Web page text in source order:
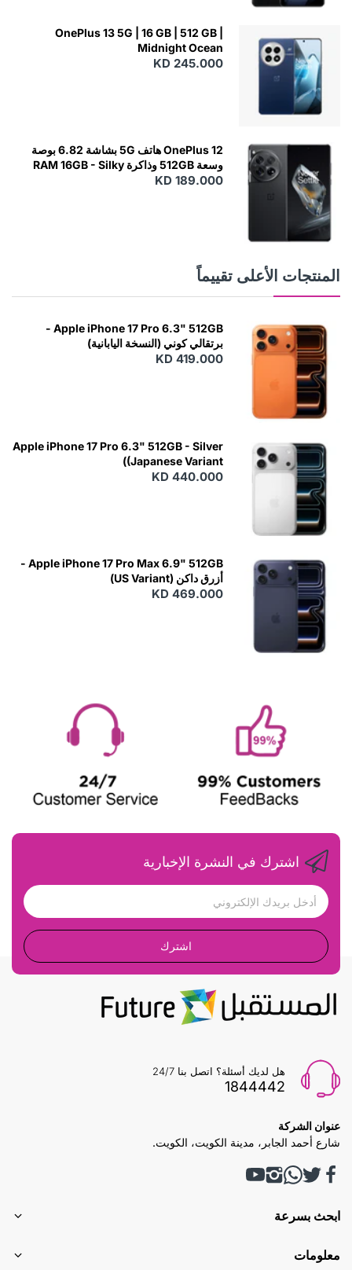
OnePlus 13 5G | 16 GB | 512 GB |
Midnight Ocean
KD 245.000
OnePlus 12 هاتف 5G بشاشة 6.82 بوصة
وسعة 512GB وذاكرة RAM 16GB - Silky
Black
KD 189.000
المنتجات الأعلى تقييماً
Apple iPhone 17 Pro 6.3" 512GB -
برتقالي كوني (النسخة اليابانية)
KD 419.000
Apple iPhone 17 Pro 6.3" 512GB - Silver
(Japanese Variant)
KD 440.000
Apple iPhone 17 Pro Max 6.9" 512GB -
أزرق داكن (US Variant)
KD 469.000
اشترك في النشرة الإخبارية
اشترك
هل لديك أسئلة؟ اتصل بنا 24/7
1844442
عنوان الشركة
شارع أحمد الجابر، مدينة الكويت، الكويت.
ابحث بسرعة
معلومات